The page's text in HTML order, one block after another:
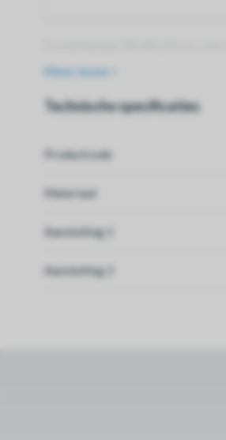
Fundatieplaat 90x90x20 cm,
Meer lezen
Technische specificaties
Productcode
Materiaal
Aansluiting 1
Aansluiting 2